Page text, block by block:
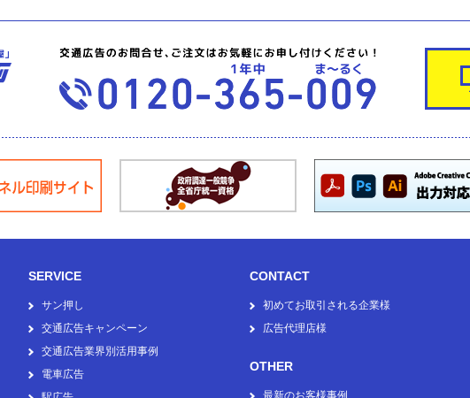
SERVICE
サン押し
交通広告キャンペーン
交通広告業界別活用事例
電車広告
CONTACT
初めてお取引される企業様
広告代理店様
OTHER
最新のお客様事例